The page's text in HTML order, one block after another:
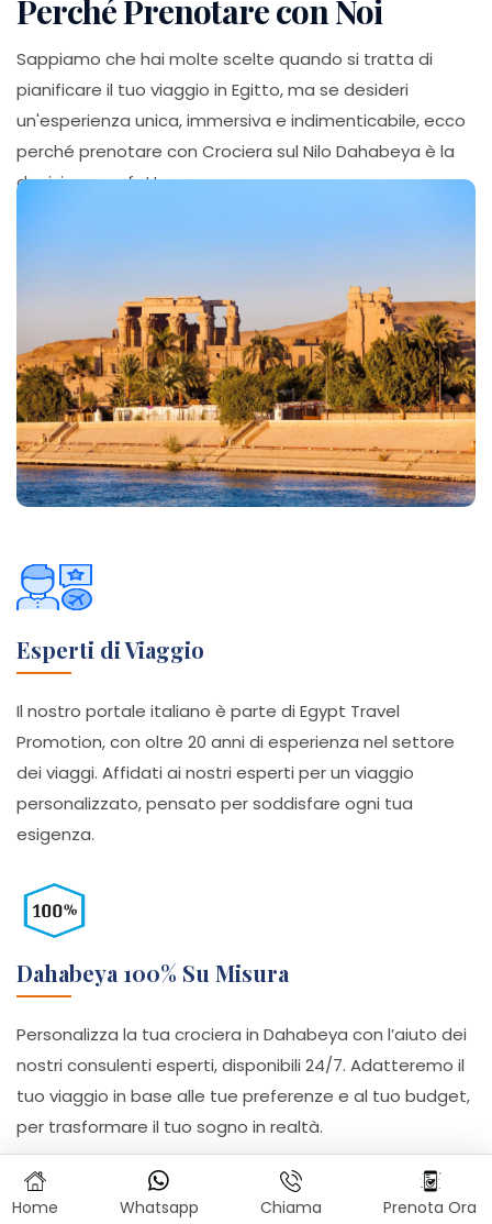
Perché Prenotare con Noi
Sappiamo che hai molte scelte quando si tratta di
pianificare il tuo viaggio in Egitto, ma se desideri
un'esperienza unica, immersiva e indimenticabile, ecco
perché prenotare con Crociera sul Nilo Dahabeya è la
decisione perfetta:
Esperti di Viaggio
Il nostro portale italiano è parte di Egypt Travel
Promotion, con oltre 20 anni di esperienza nel settore
dei viaggi. Affidati ai nostri esperti per un viaggio
personalizzato, pensato per soddisfare ogni tua
esigenza.
Dahabeya 100% Su Misura
Personalizza la tua crociera in Dahabeya con l’aiuto dei
nostri consulenti esperti, disponibili 24/7. Adatteremo il
tuo viaggio in base alle tue preferenze e al tuo budget,
per trasformare il tuo sogno in realtà.
Home Whatsapp Chiama Prenota Ora